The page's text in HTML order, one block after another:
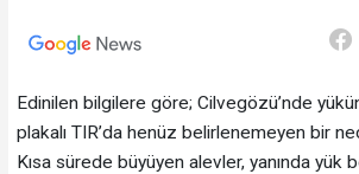
Edinilen bilgilere göre; Cilvegözü’nde
plakalı TIR’da henüz belirlenemeyen bir
Kısa sürede büyüyen alevler, yanında yük